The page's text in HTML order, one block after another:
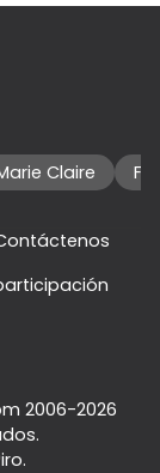
Claire
2006-2026